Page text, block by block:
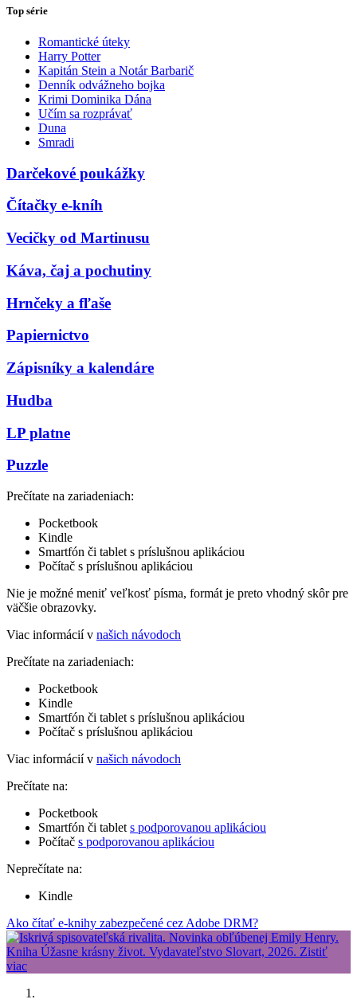
Top série
Romantické úteky
Harry Potter
Kapitán Stein a Notár Barbarič
Denník odvážneho bojka
Krimi Dominika Dána
Učím sa rozprávať
Duna
Smradi
Darčekové poukážky
Čítačky e-kníh
Vecičky od Martinusu
Káva, čaj a pochutiny
Hrnčeky a fľaše
Papiernictvo
Zápisníky a kalendáre
Hudba
LP platne
Puzzle
Prečítate na zariadeniach:
Pocketbook
Kindle
Smartfón či tablet s príslušnou aplikáciou
Počítač s príslušnou aplikáciou
Nie je možné meniť veľkosť písma, formát je preto vhodný skôr pre
väčšie obrazovky.
Viac informácií v našich návodoch
Prečítate na zariadeniach:
Pocketbook
Kindle
Smartfón či tablet s príslušnou aplikáciou
Počítač s príslušnou aplikáciou
Viac informácií v našich návodoch
Prečítate na:
Pocketbook
Smartfón či tablet s podporovanou aplikáciou
Počítač s podporovanou aplikáciou
Neprečítate na:
Kindle
Ako čítať e-knihy zabezpečené cez Adobe DRM?